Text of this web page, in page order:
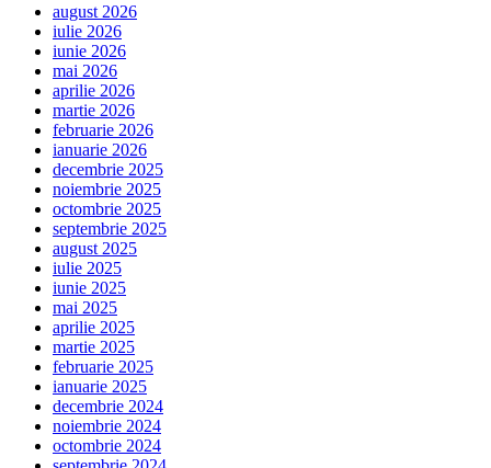
august 2026
iulie 2026
iunie 2026
mai 2026
aprilie 2026
martie 2026
februarie 2026
ianuarie 2026
decembrie 2025
noiembrie 2025
octombrie 2025
septembrie 2025
august 2025
iulie 2025
iunie 2025
mai 2025
aprilie 2025
martie 2025
februarie 2025
ianuarie 2025
decembrie 2024
noiembrie 2024
octombrie 2024